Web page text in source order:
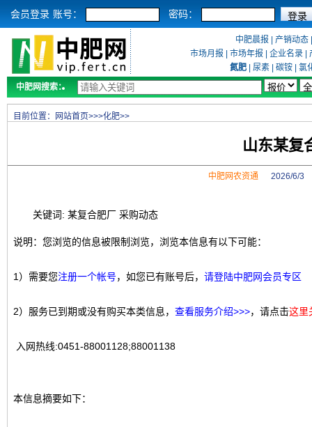
会员登录 账号： 密码：
中肥晨报 产销动态
市场月报
市场年报 企业名录
氮肥
尿素 碳铵
氯
中肥网搜索：
目前位置： 网站首页>>>化肥>>
山东某复
中肥网农资通2026/6/3
关键词: 某复合肥厂 采购动态
说明：您浏览的信息被限制浏览，浏览本信息有以下可能：
1）需要您注册一个帐号，如您已有账号后， 请登陆中肥网会员专区
2）服务已到期或没有购买本类信息， 查看服务介绍>>>，请点击这里
入网热线:0451-88001128;88001138
本信息摘要如下：